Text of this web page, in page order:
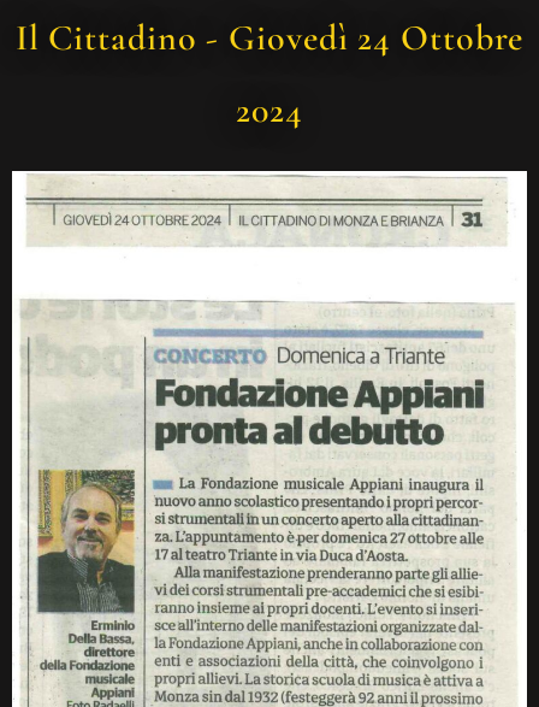
Il Cittadino - Giovedì 24 Ottobre
2024